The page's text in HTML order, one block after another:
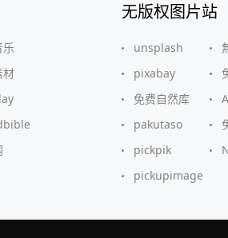
乐
材
无版权图片站
unsplash
pixabay
免费自然库
pakutaso
pickpik
pickupimage